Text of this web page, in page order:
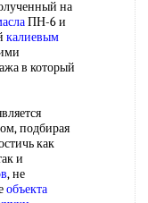
на
ПН-6 и
калиевым
в который
подбирая
как
и
, не
объекта